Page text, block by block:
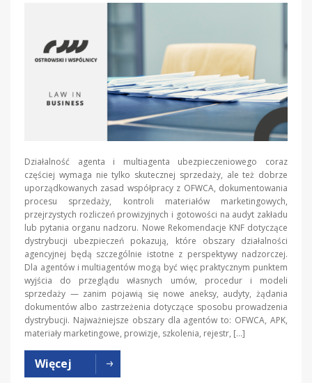
Działalność agenta i multiagenta ubezpieczeniowego coraz
częściej wymaga nie tylko skutecznej sprzedaży, ale też dobrze
uporządkowanych zasad współpracy z OFWCA, dokumentowania
procesu sprzedaży, kontroli materiałów marketingowych,
przejrzystych rozliczeń prowizyjnych i gotowości na audyt zakładu
lub pytania organu nadzoru. Nowe Rekomendacje KNF dotyczące
dystrybucji ubezpieczeń pokazują, które obszary działalności
agencyjnej będą szczególnie istotne z perspektywy nadzorczej.
Dla agentów i multiagentów mogą być więc praktycznym punktem
wyjścia do przeglądu własnych umów, procedur i modeli
sprzedaży — zanim pojawią się nowe aneksy, audyty, żądania
dokumentów albo zastrzeżenia dotyczące sposobu prowadzenia
dystrybucji. Najważniejsze obszary dla agentów to: OFWCA, APK,
materiały marketingowe, prowizje, szkolenia, rejestr, […]
Więcej